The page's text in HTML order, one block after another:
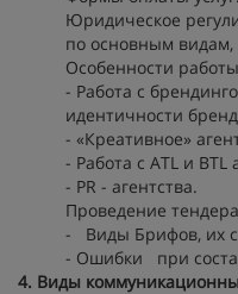
Юридическое
по основным видам,
Особенности
- Работа с
идентичности
- «Креативное»
- Работа с ATL и
- PR - агентства.
Проведение
- Виды Брифов, их
- Ошибки при
4. Виды